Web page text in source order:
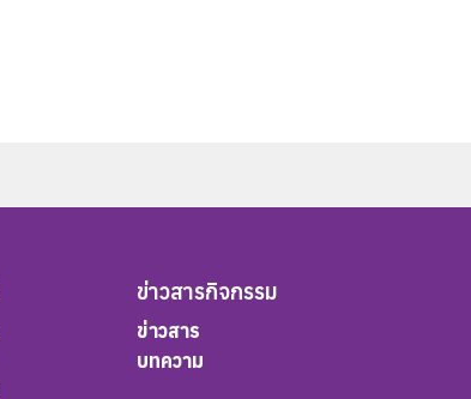
ข่าวสารกิจกรรม
ข่าวสาร
บทความ